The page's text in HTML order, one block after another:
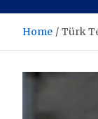
Home Türk